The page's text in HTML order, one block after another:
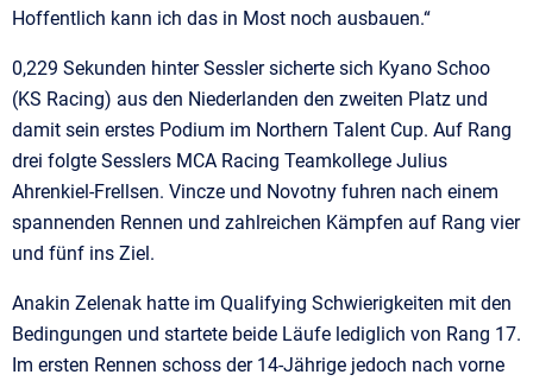
Hoffentlich kann ich das in Most noch ausbauen.“
0,229 Sekunden hinter Sessler sicherte sich Kyano Schoo
(KS Racing) aus den Niederlanden den zweiten Platz und
damit sein erstes Podium im Northern Talent Cup. Auf Rang
drei folgte Sesslers MCA Racing Teamkollege Julius
Ahrenkiel-Frellsen. Vincze und Novotny fuhren nach einem
spannenden Rennen und zahlreichen Kämpfen auf Rang vier
und fünf ins Ziel.
Anakin Zelenak hatte im Qualifying Schwierigkeiten mit den
Bedingungen und startete beide Läufe lediglich von Rang 17.
Im ersten Rennen schoss der 14-Jährige jedoch nach vorne